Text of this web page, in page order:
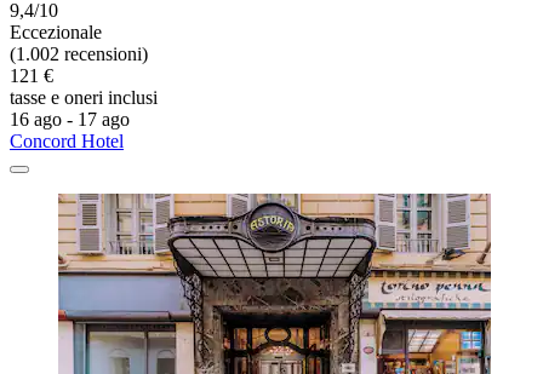
9,4/10
Eccezionale
(1.002 recensioni)
121 €
tasse e oneri inclusi
16 ago - 17 ago
Concord Hotel